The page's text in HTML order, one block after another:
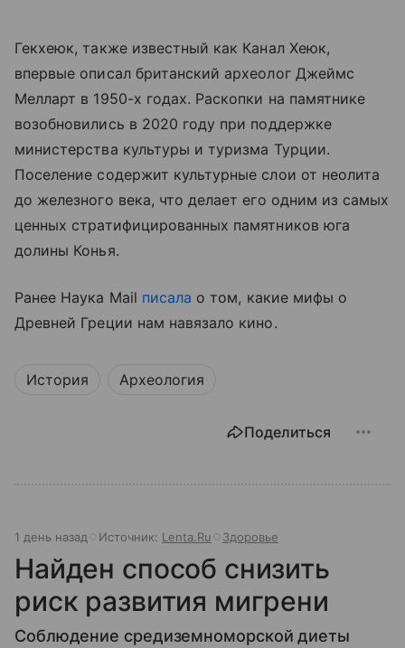
Гекхеюк, также известный как Канал Хеюк,
впервые описал британский археолог Джеймс
Мелларт в 1950-х годах. Раскопки на памятнике
возобновились в 2020 году при поддержке
министерства культуры и туризма Турции.
Поселение содержит культурные слои от неолита
до железного века, что делает его одним из самых
ценных стратифицированных памятников юга
долины Конья.
Ранее Наука Mail писала о том, какие мифы о
Древней Греции нам навязало кино.
История Археология
Поделиться
1 день назад Источник: Lenta.Ru Здоровье
Найден способ снизить
риск развития мигрени
Соблюдение средиземноморской диеты